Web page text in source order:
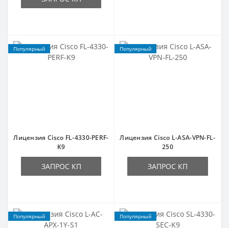
Популярный
Лицензия Cisco FL-4330-PERF-
K9
ЗАПРОС КП
Популярный
Лицензия Cisco L-ASA-VPN-FL-
250
ЗАПРОС КП
Популярный Популярный